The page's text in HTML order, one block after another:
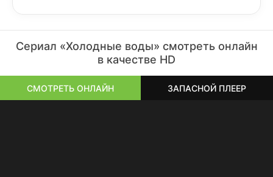
Сериал «Холодные воды» смотреть онлайн
в качестве HD
СМОТРЕТЬ ОНЛАЙН ЗАПАСНОЙ ПЛЕЕР